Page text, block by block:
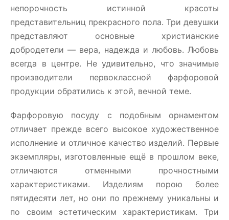
непорочность истинной красоты
представительниц прекрасного пола. Три девушки
представляют основные христианские
добродетели — вера, надежда и любовь. Любовь
всегда в центре. Не удивительно, что значимые
производители первоклассной фарфоровой
продукции обратились к этой, вечной теме.
Фарфоровую посуду с подобным орнаментом
отличает прежде всего высокое художественное
исполнение и отличное качество изделий. Первые
экземпляры, изготовленные ещё в прошлом веке,
отличаются отменными прочностными
характеристиками. Изделиям порою более
пятидесяти лет, но они по прежнему уникальны и
по своим эстетическим характеристикам. Три